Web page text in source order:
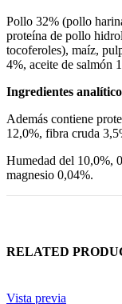
Pollo 32% (pollo
proteína de pollo
tocoferoles), maíz,
4%, aceite de salmón
Ingredientes
Además contiene
12,0%, fibra cruda
Humedad del 10,0%,
magnesio 0,04%.
RELATED
Vista previa